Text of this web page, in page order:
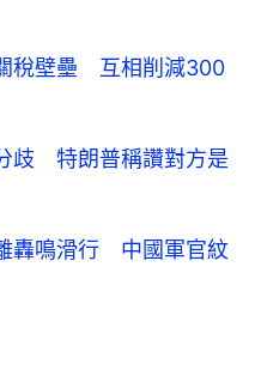
稅壁壘 互相削減300
歧 特朗普稱讚對方是
轟鳴滑行 中國軍官紋